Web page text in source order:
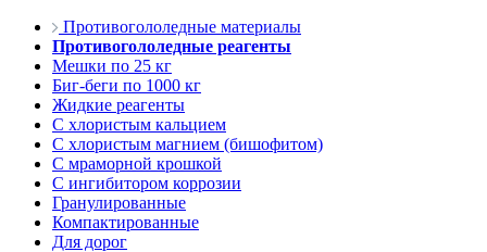
Противогололедные материалы
Противогололедные реагенты
Мешки по 25 кг
Биг-беги по 1000 кг
Жидкие реагенты
С хлористым кальцием
С хлористым магнием (бишофитом)
С мраморной крошкой
С ингибитором коррозии
Гранулированные
Компактированные
Для дорог